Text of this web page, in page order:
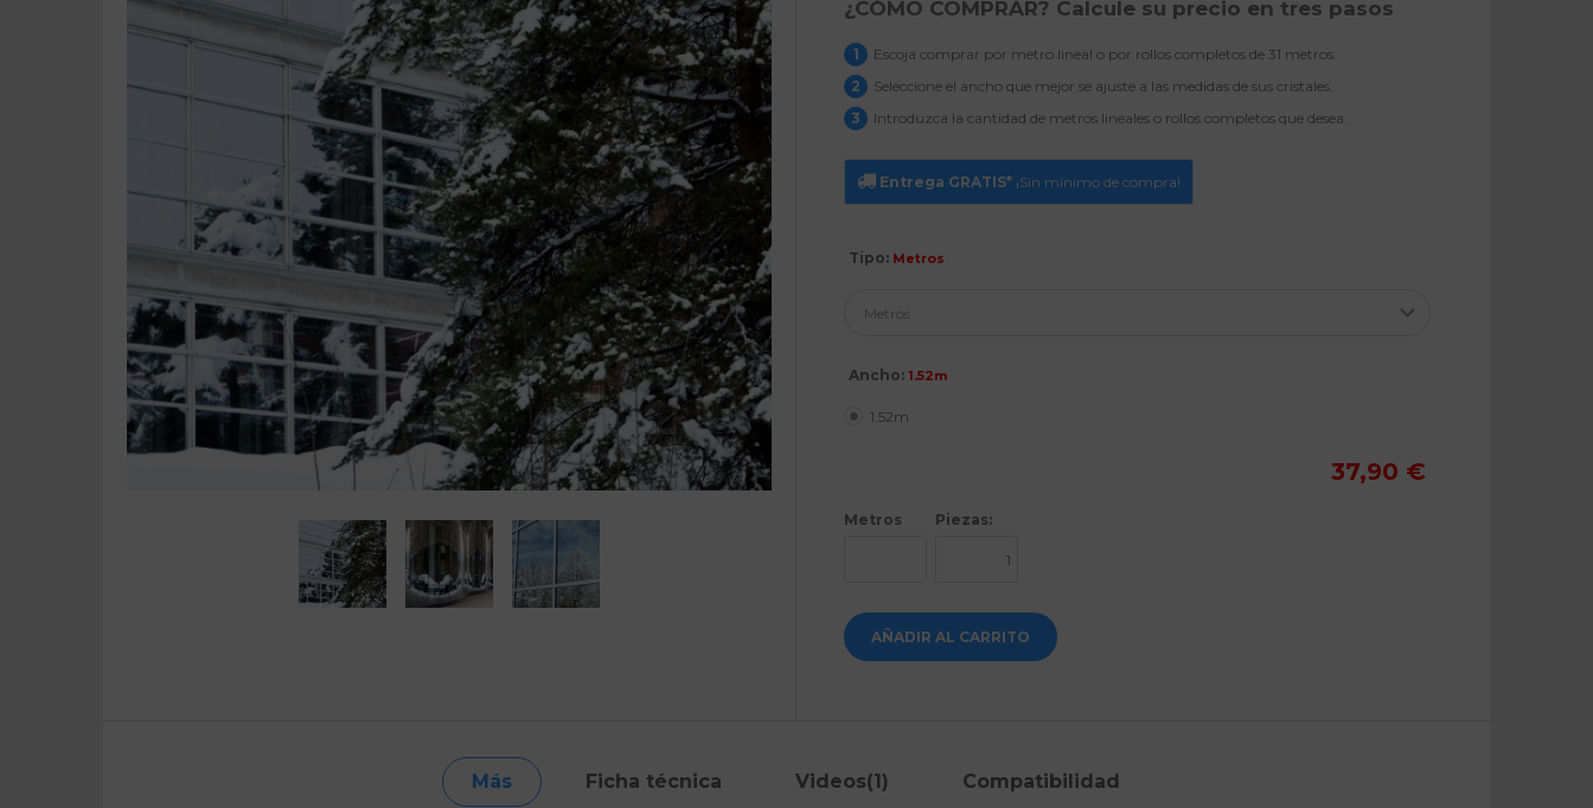
¿CÓMO COMPRAR? Calcule su precio en tres pasos
1
Escoja comprar por metro lineal o por rollos completos de 31 metros.
2
Seleccione el ancho que mejor se ajuste a las medidas de sus cristales.
3
Introduzca la cantidad de metros lineales o rollos completos que desea.
Entrega GRATIS* ¡Sin mínimo de compra!
Tipo: Metros
Ancho: 1.52m
1.52m
37,90 €
Metros Piezas:
AÑADIR AL CARRITO
Más Ficha técnica Videos(1) Compatibilidad